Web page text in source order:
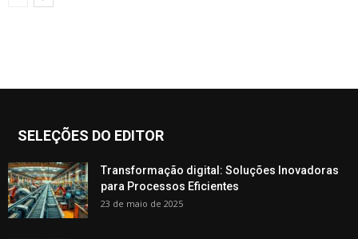
SELEÇÕES DO EDITOR
Transformação digital: Soluções Inovadoras
para Processos Eficientes
23 de maio de 2025